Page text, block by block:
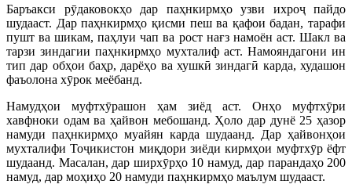
Баръакси рӯдаковокҳо дар паҳнкирмҳо узви ихроҷ пайдо
шудааст. Дар паҳнкирмҳо қисми пеш ва қафои бадан, тарафи
пушт ва шикам, паҳлуи чап ва рост нағз намоён аст. Шакл ва
тарзи зиндагии паҳнкирмҳо мухталиф аст. Намояндагони ин
тип дар обҳои баҳр, дарёҳо ва хушкӣ зиндагӣ карда, худашон
фаъолона хӯрок меёбанд.
Намудҳои муфтхӯрашон ҳам зиёд аст. Онҳо муфтхӯри
хавфноки одам ва ҳайвон мебошанд. Ҳоло дар дунё 25 ҳазор
намуди паҳнкирмҳо муайян карда шудаанд. Дар ҳайвонҳои
мухталифи Тоҷикистон миқдори зиёди кирмҳои муфтхӯр ёфт
шудаанд. Масалан, дар ширхӯрҳо 10 намуд, дар парандаҳо 200
намуд, дар моҳиҳо 20 намуди паҳнкирмҳо маълум шудааст.